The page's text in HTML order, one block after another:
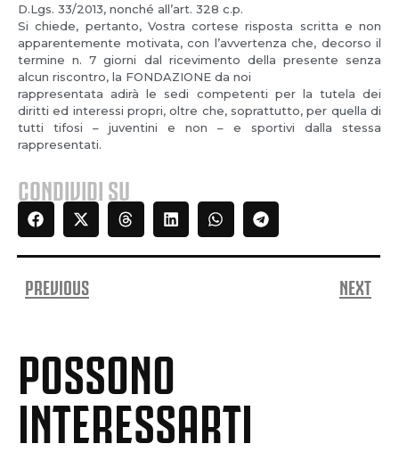
D.Lgs. 33/2013, nonché all’art. 328 c.p.
Si chiede, pertanto, Vostra cortese risposta scritta e non
apparentemente motivata, con l’avvertenza che, decorso il
termine n. 7 giorni dal ricevimento della presente senza
alcun riscontro, la FONDAZIONE da noi
rappresentata adirà le sedi competenti per la tutela dei
diritti ed interessi propri, oltre che, soprattutto, per quella di
tutti tifosi – juventini e non – e sportivi dalla stessa
rappresentati.
CONDIVIDI SU
PREVIOUS NEXT
POSSONO
INTERESSARTI